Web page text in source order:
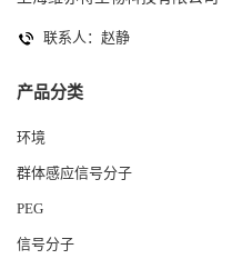
联系人：赵静
产品分类
环境
群体感应信号分子
PEG
信号分子